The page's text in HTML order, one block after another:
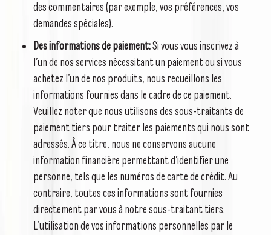
des commentaires (par exemple, vos préférences, vos
demandes spéciales).
Des informations de paiement:Si vous vous inscrivez à
l’un de nos services nécessitant un paiement ou si vous
achetez l’un de nos produits, nous recueillons les
informations fournies dans le cadre de ce paiement.
Veuillez noter que nous utilisons des sous-traitants de
paiement tiers pour traiter les paiements qui nous sont
adressés. À ce titre, nous ne conservons aucune
information financière permettant d’identifier une
personne, tels que les numéros de carte de crédit. Au
contraire, toutes ces informations sont fournies
directement par vous à notre sous-traitant tiers.
L’utilisation de vos informations personnelles par le